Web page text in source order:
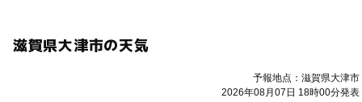
滋賀県大津市の天気
予報地点：滋賀県大津市
2026年08月07日 18時00分発表